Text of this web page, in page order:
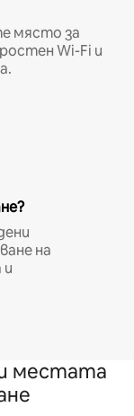
място за
Wi-Fi и
на
местата